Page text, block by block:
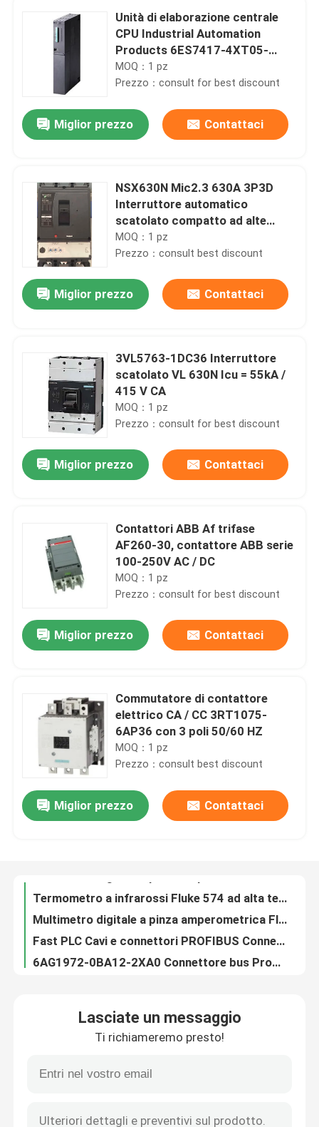
Casa
Prodotti
Circa noi
Controllo di qualità
Contattici
Prodotti di automazione industriale
Modulo CPU PLC
cavi e connettori del plc
Unità di elaborazione centrale
CPU Industrial Automation
Products 6ES7417-4XT05-
0AB0
MOQ：1 pz
Prezzo：consult for best discount
Miglior prezzo Contattaci
NSX630N Mic2.3 630A 3P3D
Interruttore automatico
scatolato compatto ad alte
prestazioni
MOQ：1 pz
Prezzo：consult best discount
Miglior prezzo Contattaci
3VL5763-1DC36 Interruttore
scatolato VL 630N Icu = 55kA /
415 V CA
MOQ：1 pz
Prezzo：consult for best discount
Miglior prezzo Contattaci
Contattori ABB Af trifase
AF260-30, contattore ABB serie
100-250V AC / DC
MOQ：1 pz
Prezzo：consult for best discount
Miglior prezzo Contattaci
Commutatore di contattore
elettrico CA / CC 3RT1075-
6AP36 con 3 poli 50/60 HZ
MOQ：1 pz
Prezzo：consult best discount
Miglior prezzo Contattaci
Fast PLC Cavi e connettori PROFIBUS Connect Stripping Tool 6GK1905-6AA00
6AG1972-0BA12-2XA0 Connettore bus Profibus Dp RS 485 Installazione semplice
Lasciate un messaggio
Ti richiameremo presto!